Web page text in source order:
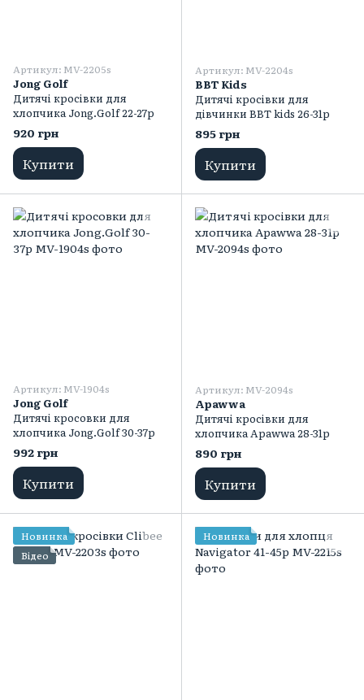
Артикул: MV-2205s
Jong Golf
Дитячі кросівки для
хлопчика Jong.Golf 22-27р
920 грн
Купити
Артикул: MV-2204s
BBT Kids
Дитячі кросівки для
дівчинки BBT kids 26-31p
895 грн
Купити
Артикул: MV-1904s
Jong Golf
Дитячі кросовки для
хлопчика Jong.Golf 30-37р
992 грн
Купити
Артикул: MV-2094s
Apawwa
Дитячі кросівки для
хлопчика Apawwa 28-31р
890 грн
Купити
Новинка
Відео
Новинка